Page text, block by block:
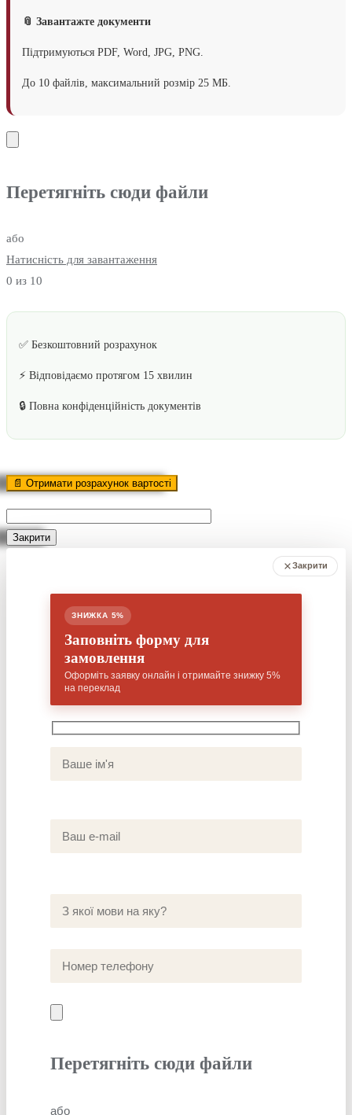
📎 Завантажте документи
Підтримуються PDF, Word, JPG, PNG.
До 10 файлів, максимальний розмір 25 МБ.
Перетягніть сюди файли
або
Натисність для завантаження
0 из 10
✅ Безкоштовний розрахунок
⚡ Відповідаємо протягом 15 хвилин
🔒 Повна конфіденційність документів
Оставьте
это
поле
пустым.
Закрити
Закрити
ЗНИЖКА 5%
Заповніть форму для
замовлення
Оформіть заявку онлайн і отримайте знижку 5%
на переклад
Перетягніть сюди файли
або